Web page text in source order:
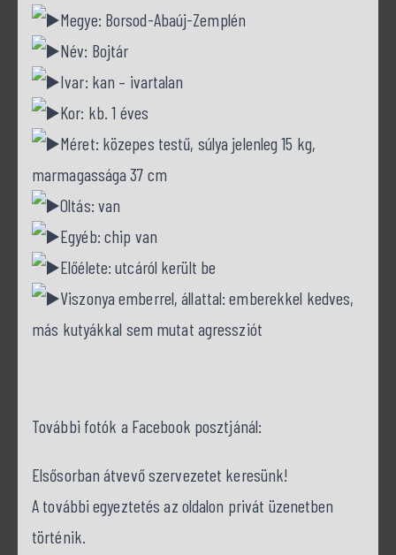
Megye: Borsod-Abaúj-Zemplén
Név: Bojtár
Ivar: kan – ivartalan
Kor: kb. 1 éves
Méret: közepes testű, súlya jelenleg 15 kg,
marmagassága 37 cm
Oltás: van
Egyéb: chip van
Előélete: utcáról került be
Viszonya emberrel, állattal: emberekkel kedves,
más kutyákkal sem mutat agressziót
További fotók a Facebook posztjánál:
Elsősorban átvevő szervezetet keresünk!
A további egyeztetés az oldalon privát üzenetben
történik.